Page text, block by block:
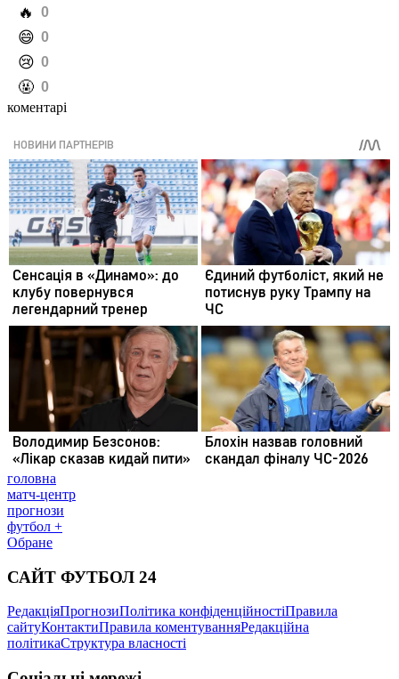
️🔥 0
️😄 0
️😢 0
️🤬 0
коментарі
головна
матч-центр
прогнози
футбол +
Обране
САЙТ ФУТБОЛ 24
РедакціяПрогнозиПолітика конфіденційностіПравила
сайтуКонтактиПравила коментуванняРедакційна
політикаСтруктура власності